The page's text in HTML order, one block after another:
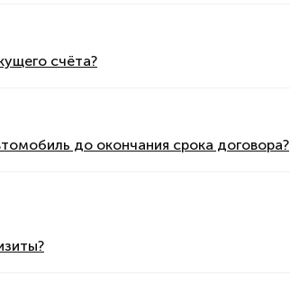
счёта?
до окончания срока договора?